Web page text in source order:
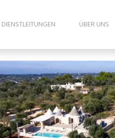
DIENSTLEITUNGEN ÜBER UNS